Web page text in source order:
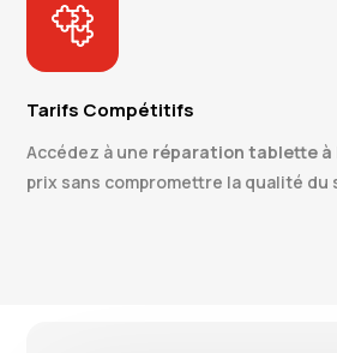
Tarifs Compétitifs
Accédez à une réparation tablette à
prix sans compromettre la qualité du